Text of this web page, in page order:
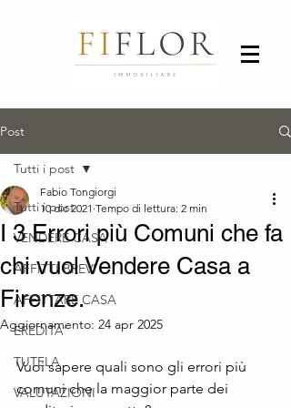
Post
Tutti i post
VENDERE CASA
AFFITTI BREVI
AFFITTARE CASA
EREDITA'
TUTELA
VALUTAZIONI
Tutti i post
I 3 Errori più Comuni che fa
chi vuol Vendere Casa a
Firenze.
Fabio Tongiorgi
10 dic 2021 Tempo di lettura: 2 min
Aggiornamento: 24 apr 2025
Vuoi sapere quali sono gli errori più
comuni che la maggior parte dei